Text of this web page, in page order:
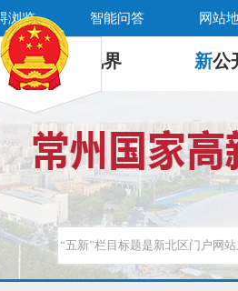
浏览 智能问答 网站
新 视界 新公